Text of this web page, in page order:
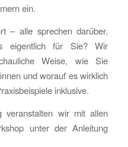
ein.
– alle sprechen darüber.
eigentlich für Sie? Wir
Weise, wie Sie
und worauf es wirklich
inklusive.
veranstalten wir mit allen
unter der Anleitung